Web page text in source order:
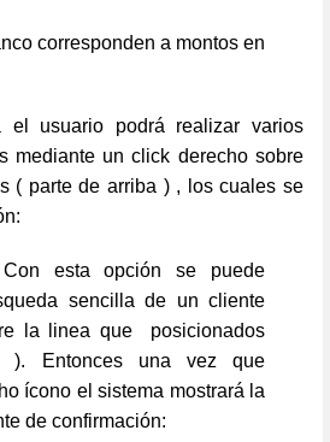
corresponden a montos en
el usuario podrá realizar varios
mediante un click derecho sobre
( parte de arriba ) , los cuales se
Con esta opción se puede
sencilla de un cliente
la linea que posicionados
). Entonces una vez que
ícono el sistema mostrará la
de confirmación: